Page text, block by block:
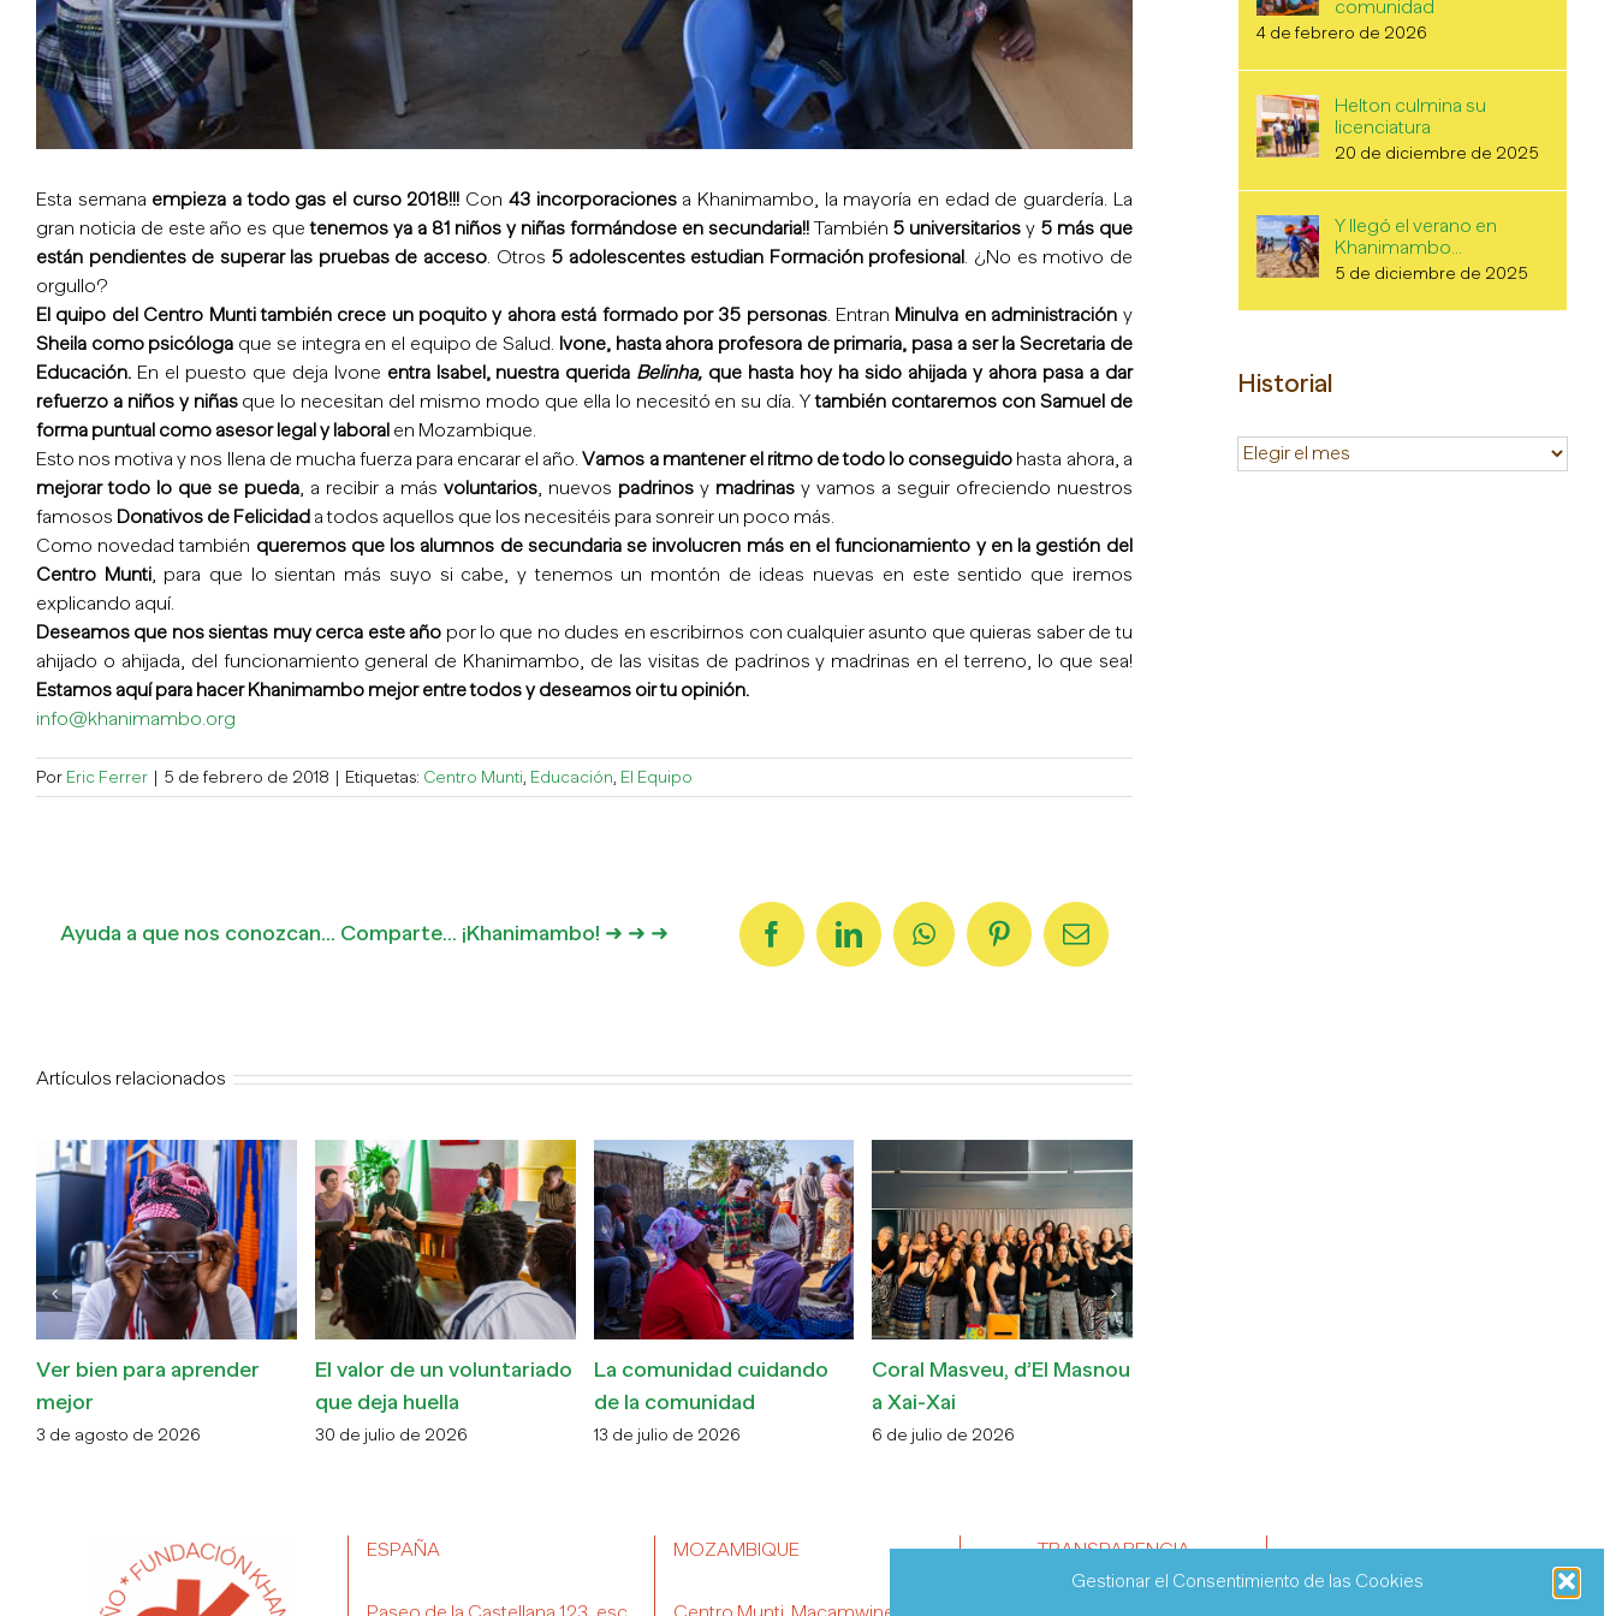
Gestionar el Consentimiento de las Cookies
Esta semana empieza a todo gas el curso 2018!!! Con 43 incorporacionesa Khanimambo, la mayoría en edad de guardería. La
gran noticia de este año es quetenemos ya a 81 niños y niñas formándose en secundaria!!También 5 universitarios y 5 más que
están pendientes de superar las pruebas de acceso. Otros 5 adolescentes estudian Formación profesional . ¿No es motivo de
orgullo?
El quipo del Centro Munti también crece un poquito y ahora está formado por 35 personas. Entran Minulva en administración y
Sheila como psicóloga que se integra en el equipo de Salud. Ivone, hasta ahora profesora de primaria, pasa a ser la Secretaria de
Educación. En el puesto que deja Ivone entra Isabel, nuestra querida Belinha, que hasta hoy ha sido ahijada y ahora pasa a dar
refuerzo a niños y niñasque lo necesitan del mismo modo que ella lo necesitó en su día. Ytambién contaremos con Samuel de
forma puntual como asesor legal y laboral en Mozambique.
Esto nos motiva y nos llena de mucha fuerza para encarar el año.Vamos a mantener el ritmo de todo lo conseguido hasta ahora, a
mejorar todo lo que se pueda, a recibir a más voluntarios, nuevos padrinosy madrinasy vamos a seguir ofreciendo nuestros
famosos Donativos de Felicidad a todos aquellos que los necesitéis para sonreir un poco más.
Como novedad también queremos que los alumnos de secundaria se involucren más en el funcionamiento y en la gestión del
Centro Munti, para que lo sientan más suyo si cabe, y tenemos un montón de ideas nuevas en este sentido que iremos
explicando aquí.
Deseamos que nos sientas muy cerca este año por lo que no dudes en escribirnos con cualquier asunto que quieras saber de tu
ahijado o ahijada, del funcionamiento general de Khanimambo, de las visitas de padrinos y madrinas en el terreno, lo que sea!
Estamos aquí para hacer Khanimambo mejor entre todos y deseamos oir tu opinión.
info@khanimambo.org
Por Eric Ferrer | 5 de febrero de 2018 | Etiquetas: Centro Munti, Educación, El Equipo
Ayuda a que nos conozcan... Comparte... ¡Khanimambo! ➜ ➜ ➜ FacebookLinkedInWhatsAppPinterestCorreo
electrónico
Artículos relacionados
Ver bien para aprender
mejor
3 de agosto de 2026
El valor de un voluntariado
que deja huella
30 de julio de 2026
La comunidad cuidando
de la comunidad
13 de julio de 2026
Coral Masveu, d’El Masnou
a Xai-Xai
6 de julio de 2026
comunidad
4 de febrero de 2026
Helton culmina su
licenciatura
20 de diciembre de 2025
Y llegó el verano en
Khanimambo…
5 de diciembre de 2025
Historial
Historial
ESPAÑA MOZAMBIQUE TRANSPARENCIA